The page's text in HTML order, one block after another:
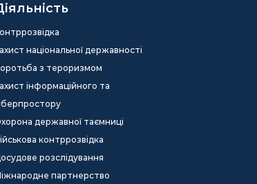
національної державності
з тероризмом
інформаційного та
державної таємниці
контррозвідка
розслідування
партнерство